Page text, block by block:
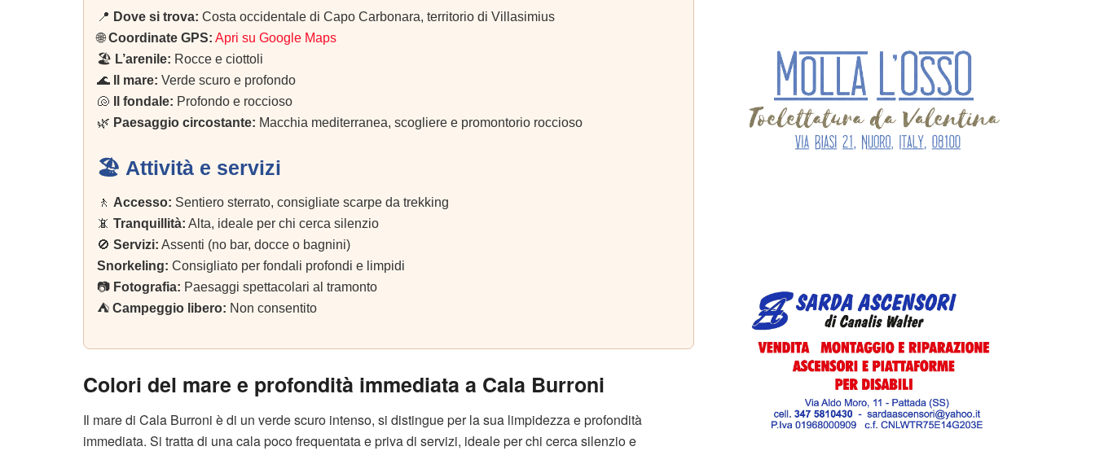
📍 Dove si trova: Costa occidentale di Capo Carbonara, territorio di Villasimius
🌐Coordinate GPS: Apri su Google Maps
🏖️ L’arenile: Rocce e ciottoli
🌊
Il mare: Verde scuro e profondo
🐚
Il fondale: Profondo e roccioso
🌿 Paesaggio circostante: Macchia mediterranea, scogliere e promontorio roccioso
🏖️ Attività e servizi
🚶 Accesso: Sentiero sterrato, consigliate scarpe da trekking
📵 Tranquillità: Alta, ideale per chi cerca silenzio
🚫 Servizi: Assenti (no bar, docce o bagnini)
Snorkeling: Consigliato per fondali profondi e limpidi
📷 Fotografia: Paesaggi spettacolari al tramonto
⛺ Campeggio libero: Non consentito
Colori del mare e profondità immediata a Cala Burroni
Il mare di Cala Burroni è di un verde scuro intenso, si distingue per la sua limpidezza e profondità
immediata. Si tratta di una cala poco frequentata e priva di servizi, ideale per chi cerca silenzio e